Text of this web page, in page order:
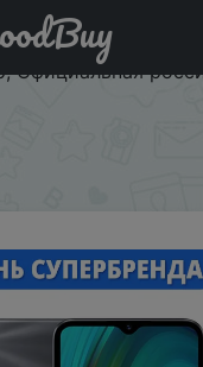
RL500 Смартфон
5000 мАч,
Официальная